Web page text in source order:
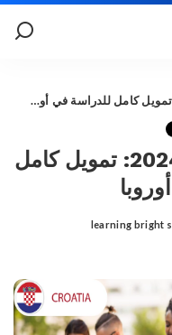
منح دراسية في كرواتيا 2024: تمويل كامل
learning bright